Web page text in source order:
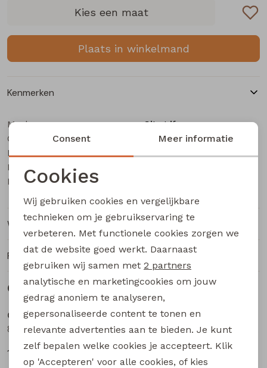
Bermuda's
Kies een maat
Plaats in winkelmand
Kenmerken
Merk
City Life
Categorie
Dames Jurk
Leverancierscode
804275 W20019
Bestelcode
Kleur
Winkelvoorraad
Ruilen en retourneren
Gerelateerde producten
City Life
804848 W20013 dames Jurk Petrol
18,74
24,99
City Life
18,74
24,99
Noodzakelijke cookies
Analytische cookies
Marketing cookies
Consent Meer informatie
Cookies
Wij gebruiken cookies en vergelijkbare
technieken om je gebruikservaring te
verbeteren. Met functionele cookies zorgen we
dat de website goed werkt. Daarnaast
gebruiken wij samen met 2 partners
analytische en marketingcookies om jouw
gedrag anoniem te analyseren,
gepersonaliseerde content te tonen en
relevante advertenties aan te bieden. Je kunt
zelf bepalen welke cookies je accepteert. Klik
op 'Accepteren' voor alle cookies, of kies